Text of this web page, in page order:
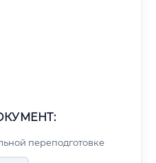
переподготовке